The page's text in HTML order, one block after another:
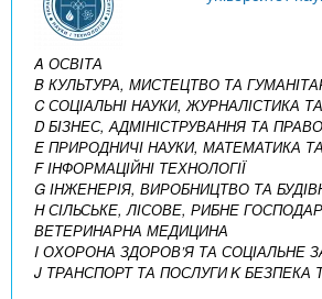
A ОСВІТА
B КУЛЬТУРА, МИСТЕЦТВО ТА
C СОЦІАЛЬНІ НАУКИ, ЖУРНАЛІСТИКА
D БІЗНЕС, АДМІНІСТРУВАННЯ ТА ПРАВО
E ПРИРОДНИЧІ НАУКИ, МАТЕМАТИКА
F ІНФОРМАЦІЙНІ ТЕХНОЛОГІЇ
G ІНЖЕНЕРІЯ, ВИРОБНИЦТВО ТА
H СІЛЬСЬКЕ, ЛІСОВЕ, РИБНЕ
ВЕТЕРИНАРНА МЕДИЦИНА
I ОХОРОНА ЗДОРОВ’Я ТА СОЦІАЛЬНЕ
J ТРАНСПОРТ ТА ПОСЛУГИK БЕЗПЕКА